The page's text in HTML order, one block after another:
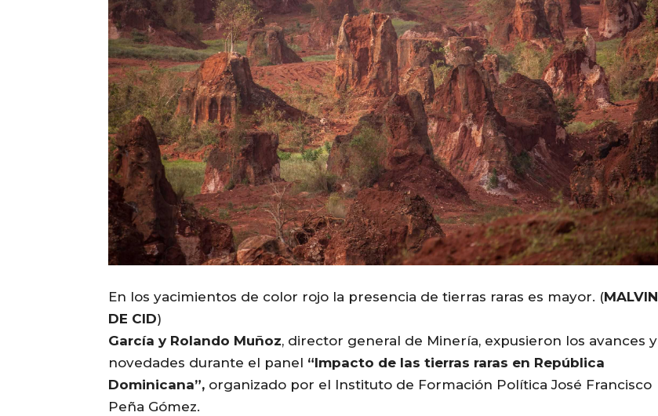
En los yacimientos de color rojo la presencia de tierras raras es mayor. (MALVIN
DE CID)
García y Rolando Muñoz, director general de Minería, expusieron los avances y
novedades durante el panel “Impacto de las tierras raras en República
Dominicana”, organizado por el Instituto de Formación Política José Francisco
Peña Gómez.